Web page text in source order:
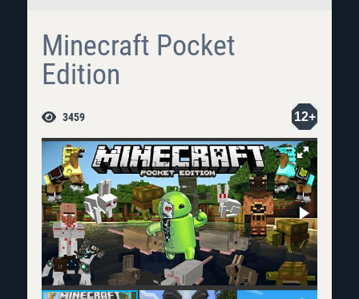
Minecraft Pocket
Edition
3459 12+